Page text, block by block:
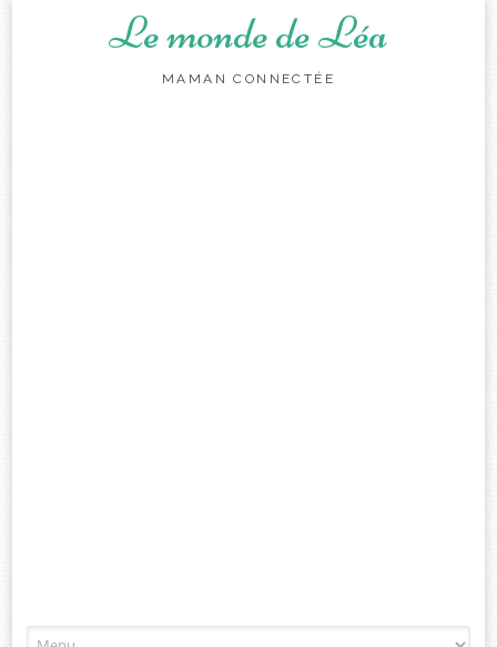
Le monde de Léa
MAMAN CONNECTÉE